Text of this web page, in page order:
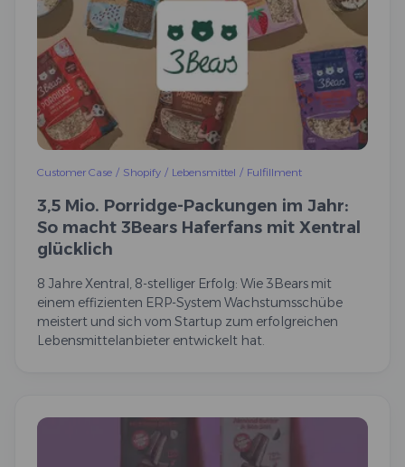
Customer Case / Shopify / Lebensmittel / Fulfillment
3,5 Mio. Porridge-Packungen im Jahr:
So macht 3Bears Haferfans mit Xentral
glücklich
8 Jahre Xentral, 8-stelliger Erfolg: Wie 3Bears mit
einem effizienten ERP-System Wachstumsschübe
meistert und sich vom Startup zum erfolgreichen
Lebensmittelanbieter entwickelt hat.